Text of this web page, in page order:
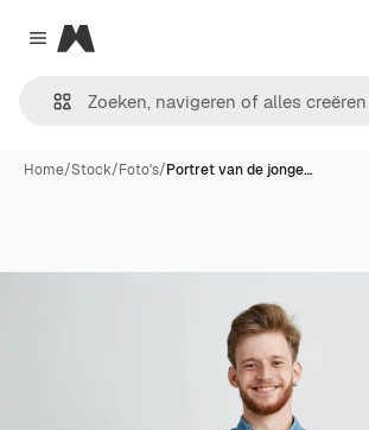
Close menu
Magnific
Home/Stock/Foto's/Portret van de jonge…